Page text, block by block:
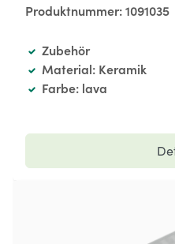
Produktnummer:1091035
Zubehör
Material: Keramik
Farbe: lava